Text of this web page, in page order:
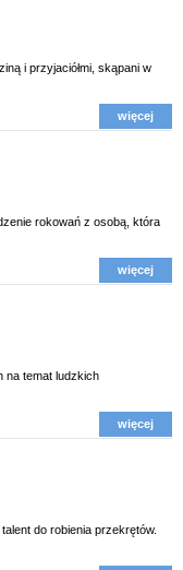
i przyjaciółmi, skąpani w
więcej
rokowań z osobą, która
więcej
na temat ludzkich
więcej
do robienia przekrętów.